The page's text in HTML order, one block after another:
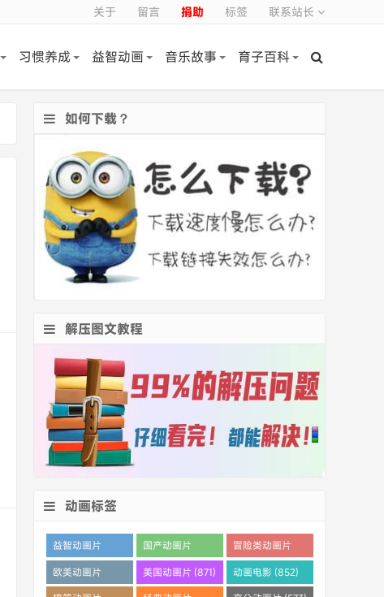
关于 留言 捐助 标签 联系站长
习惯养成 益智动画 音乐故事 育子百科
如何下载？
解压图文教程
动画标签
益智动画片
(1530)
国产动画片
(1359)
冒险类动画片
(1260)
欧美动画片
美国动画片 (871) 动画电影 (852)